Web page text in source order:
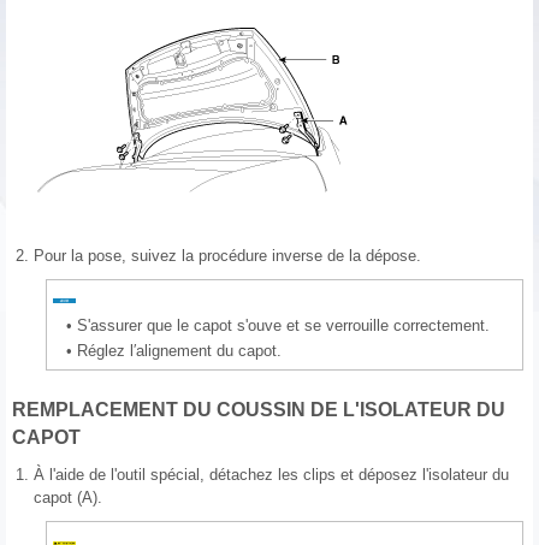
2. Pour la pose, suivez la procédure inverse de la dépose.
• S'assurer que le capot s'ouve et se verrouille correctement.
• Réglez l′alignement du capot.
REMPLACEMENT DU COUSSIN DE L'ISOLATEUR DU
CAPOT
1. À l'aide de l'outil spécial, détachez les clips et déposez l'isolateur du
capot (A).